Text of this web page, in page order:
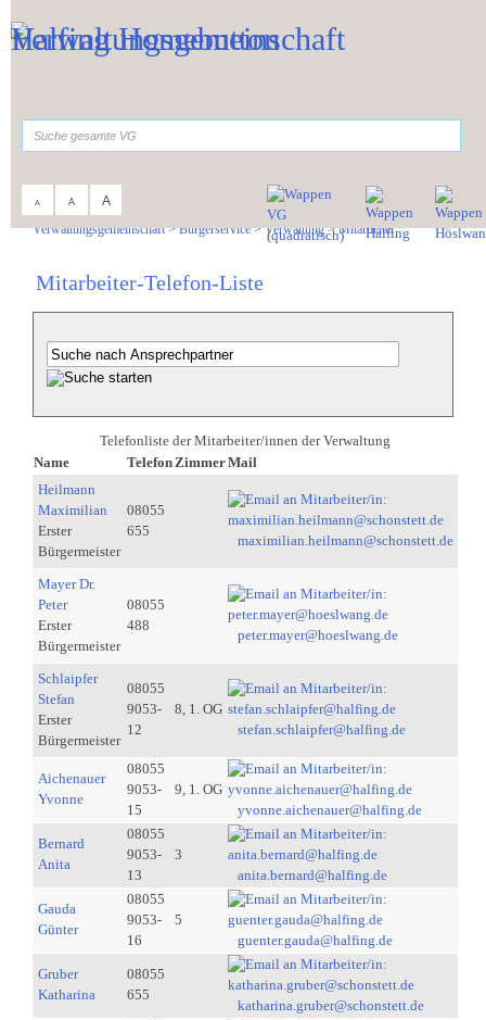
A A A
Verwaltungsgemeinschaft>Bürgerservice>Verwaltung>Mitarbeiter
Mitarbeiter-Telefon-Liste
Telefonliste der Mitarbeiter/innen der Verwaltung
Name
Telefon ZimmerMail
Heilmann
Maximilian
Erster
Bürgermeister
08055
655
maximilian.heilmann@schonstett.de
Mayer Dr.
Peter
Erster
Bürgermeister
08055
488
peter.mayer@hoeslwang.de
Schlaipfer
Stefan
Erster
Bürgermeister
08055
9053-
12
8, 1. OG
stefan.schlaipfer@halfing.de
Aichenauer
Yvonne
08055
9053-
15
9, 1. OG
yvonne.aichenauer@halfing.de
Bernard
Anita
08055
9053-
13
3
anita.bernard@halfing.de
Gauda
Günter
08055
9053-
16
5
guenter.gauda@halfing.de
Gruber
Katharina
08055
655
katharina.gruber@schonstett.de